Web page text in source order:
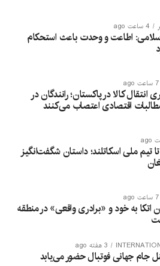
4 ساعت ago
اطاعت و وحدت باعث استحکام
7 ساعت ago
کالا در پاکستان؛ رانندگان در
اقتصادی اعتصاب می‌کنند
تیم ملی اسکاتلند؛ داستان شگفت‌انگیز
7 ساعت ago
اتکا به خود و «برادری واقعی» در منطقه
3 هفته ago
جام جهانی فوتبال حضور می‌یابد